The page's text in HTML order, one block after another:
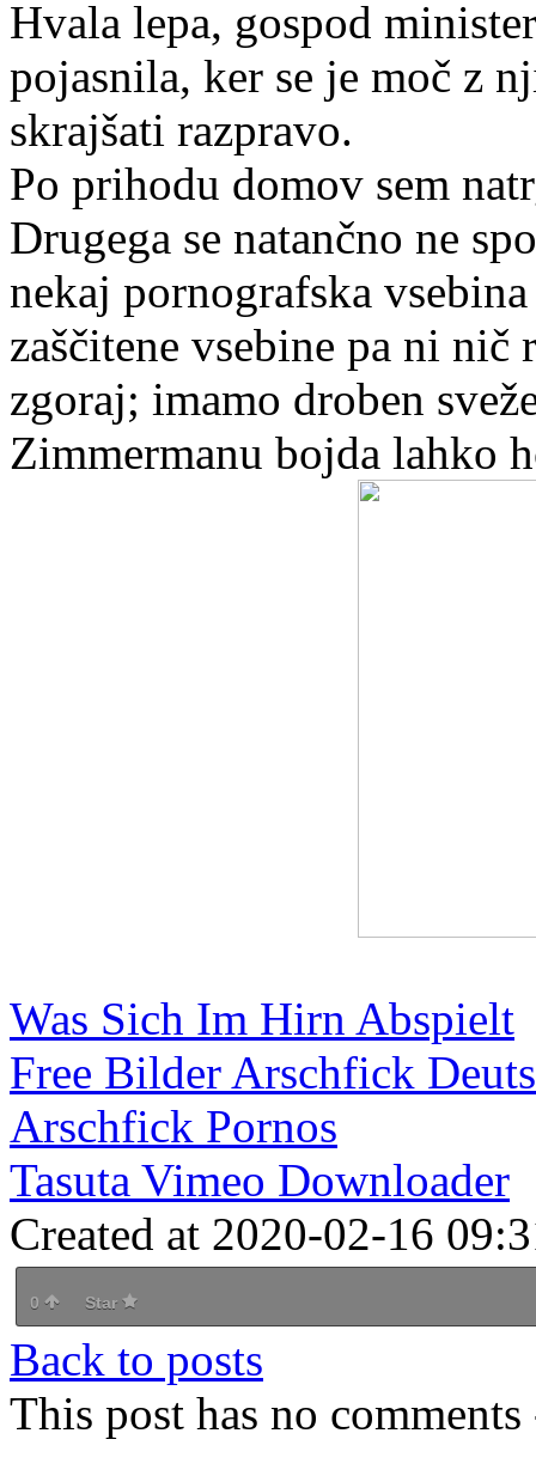
Hvala lepa, gospod
pojasnila, ker se je moč z
skrajšati razpravo.
Po prihodu domov sem
Drugega se natančno ne
nekaj pornografska
zaščitene vsebine pa ni nič
zgoraj; imamo droben
Zimmermanu bojda lahko
Was Sich Im Hirn Abspielt
Free Bilder Arschfick
Arschfick Pornos
Tasuta Vimeo Downloader
Created at 2020-02-16
0 Star
Back to posts
This post has no